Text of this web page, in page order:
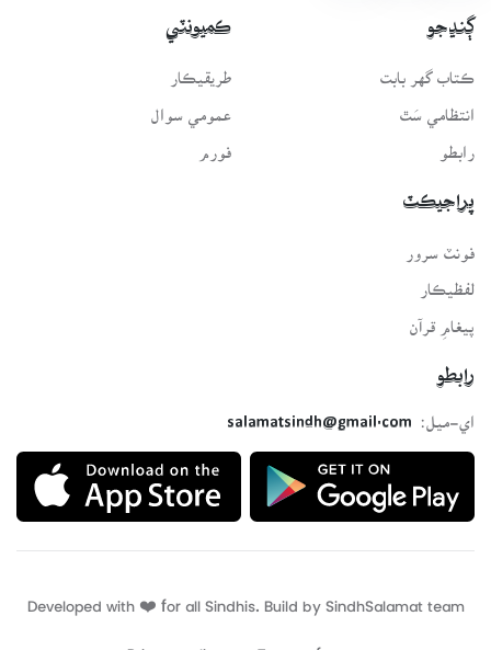
ڳنڍجو
ڪتاب گهر بابت
انتظامي سَٿ
رابطو
ڪميونٽي
طريقيڪار
عمومي سوال
پراجيڪٽ
لفظيڪار
پيغامِ قرآن
رابطو
اي-ميل:
salamatsindh@gmail.com
Developed with ❤️ for all Sindhis. Build by SindhSalamat
Terms of use
Privacy policy